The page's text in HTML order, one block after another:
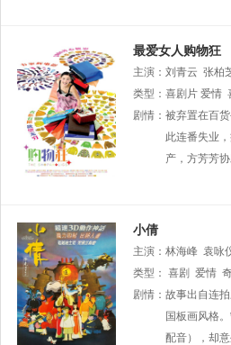
最爱女人购物狂
主演： 刘青云 张柏
类型： 喜剧片 爱情
剧情： 被弃置在百
此连番失业
产，方芳芳
小倩
主演： 林海峰 袁咏
奇隆
类型： 喜剧 爱情
剧情： 故事出自连
国板画风格
配音），却